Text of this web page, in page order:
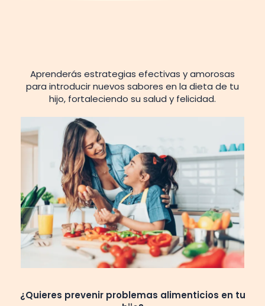
Aprenderás estrategias efectivas y amorosas
para introducir nuevos sabores en la dieta de tu
hijo, fortaleciendo su salud y felicidad.
¿Quieres prevenir problemas alimenticios en tu